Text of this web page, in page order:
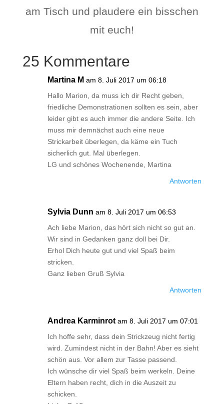
am Tisch und plaudere ein bisschen
mit euch!
25 Kommentare
Martina M am 8. Juli 2017 um 06:18
Hallo Marion, da muss ich dir Recht geben,
friedliche Demonstrationen sollten es sein, aber
leider gibt es auch immer die andere Seite. Ich
muss mir demnächst auch eine neue
Strickarbeit überlegen, da käme ein Tuch
sicherlich gut. Mal überlegen.
LG und schönes Wochenende, Martina
Antworten
Sylvia Dunn am 8. Juli 2017 um 06:53
Ach liebe Marion, das hört sich nicht so gut an.
Wir sind in Gedanken ganz doll bei Dir.
Erhol Dich heute gut und viel Spaß beim
stricken.
Ganz lieben Gruß Sylvia
Antworten
Andrea Karminrot am 8. Juli 2017 um 07:01
Ich hoffe sehr, dass dein Strickzeug nicht fertig
wird. Zumindest nicht in der Bahn! Aber es sieht
schön aus. Vor allem zur Tasse passend.
Ich wünsche dir viel Spaß beim werkeln. Deine
Eltern haben recht, dich in die Auszeit zu
schicken.